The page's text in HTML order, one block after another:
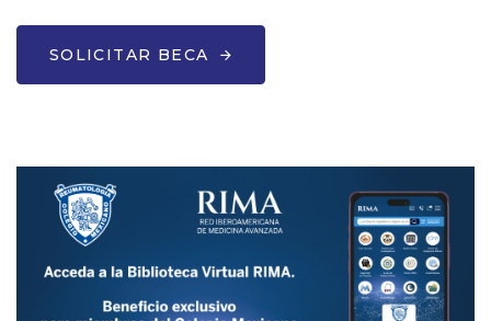
SOLICITAR BECA